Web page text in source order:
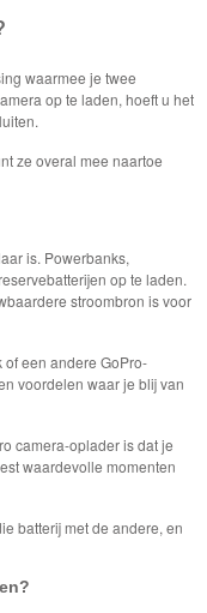
waarmee je twee
op te laden, hoeft u het
ze overal mee naartoe
is. Powerbanks,
op te laden.
stroombron is voor
of een andere GoPro-
voordelen waar je blij van
camera-oplader is dat je
waardevolle momenten
batterij met de andere, en